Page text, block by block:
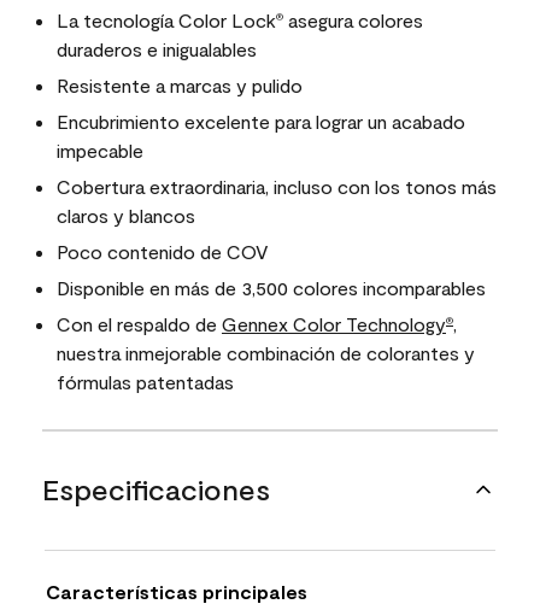
La tecnología Color Lock® asegura colores
duraderos e inigualables
Resistente a marcas y pulido
Encubrimiento excelente para lograr un acabado
impecable
Cobertura extraordinaria, incluso con los tonos más
claros y blancos
Poco contenido de COV
Disponible en más de 3,500 colores incomparables
Con el respaldo de Gennex Color Technology®,
nuestra inmejorable combinación de colorantes y
fórmulas patentadas
Especificaciones
Características principales